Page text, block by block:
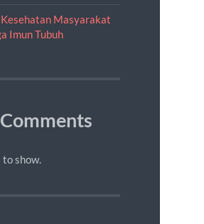
Masyarakat
Imun Tubuh
show.